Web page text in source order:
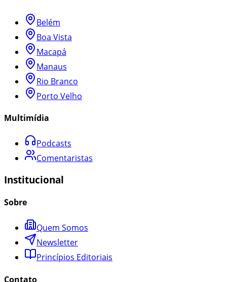
Belém
Boa Vista
Macapá
Manaus
Rio Branco
Porto Velho
Multimídia
Podcasts
Comentaristas
Institucional
Sobre
Quem Somos
Newsletter
Princípios Editoriais
Contato